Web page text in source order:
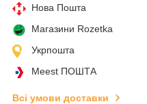
Нова Пошта
Магазини Rozetka
Укрпошта
Meest ПОШТА
Всі умови доставки